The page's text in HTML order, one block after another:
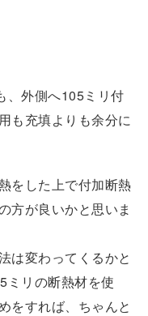
、外側へ105ミリ付
も充填よりも余分に
をした上で付加断熱
方が良いかと思いま
は変わってくるかと
ミリの断熱材を使
をすれば、ちゃんと